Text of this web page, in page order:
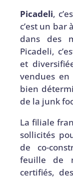
Picadeli,
c’est un bar
dans des
Picadeli,
et
vendues
bien
de la junk
La filiale
sollicités
de co-
feuille de
certifiés,